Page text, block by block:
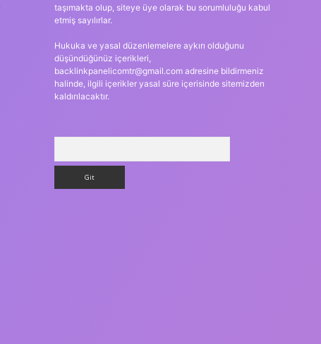
taşımakta olup, siteye üye olarak bu sorumluluğu kabul
etmiş sayılırlar.
Hukuka ve yasal düzenlemelere aykırı olduğunu
düşündüğünüz içerikleri,
backlinkpanelicomtr@gmail.comadresine bildirmeniz
halinde, ilgili içerikler yasal süre içerisinde sitemizden
kaldırılacaktır.